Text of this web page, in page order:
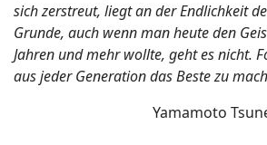
sich zerstreut, liegt an der Endlichkeit
Grunde, auch wenn man heute den
Jahren und mehr wollte, geht es nicht.
aus jeder Generation das Beste zu
Yamamoto